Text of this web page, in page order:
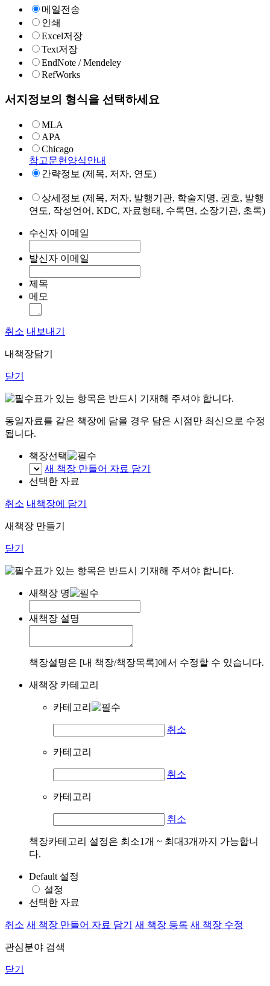
메일전송
인쇄
Excel저장
Text저장
EndNote / Mendeley
RefWorks
서지정보의 형식을 선택하세요
MLA
APA
Chicago
참고문헌양식안내
간략정보 (제목, 저자, 연도)
상세정보 (제목, 저자, 발행기관, 학술지명, 권호, 발행
연도, 작성언어, KDC, 자료형태, 수록면, 소장기관, 초록)
수신자 이메일
발신자 이메일
제목
메모
취소 내보내기
내책장담기
닫기
표가 있는 항목은 반드시 기재해 주셔야 합니다.
동일자료를 같은 책장에 담을 경우 담은 시점만 최신으로 수정
됩니다.
책장선택
새 책장 만들어 자료 담기
선택한 자료
취소 내책장에 담기
새책장 만들기
닫기
표가 있는 항목은 반드시 기재해 주셔야 합니다.
새책장 명
새책장 설명
책장설명은 [내 책장/책장목록]에서 수정할 수 있습니다.
새책장 카테고리
카테고리
취소
카테고리
취소
카테고리
취소
책장카테고리 설정은 최소1개 ~ 최대3개까지 가능합니
다.
Default 설정
설정
선택한 자료
취소 새 책장 만들어 자료 담기 새 책장 등록 새 책장 수정
관심분야 검색
닫기